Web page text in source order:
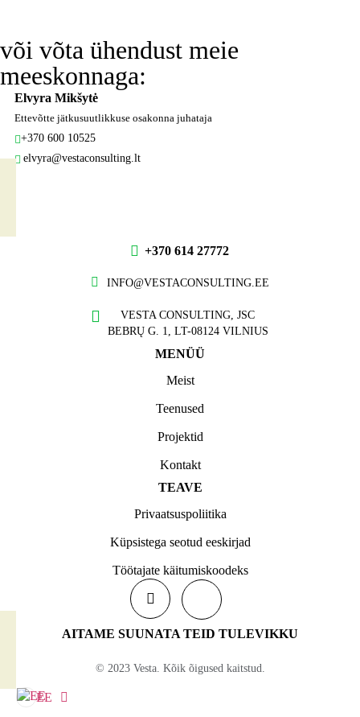
või võta ühendust meie
meeskonnaga:
Elvyra Mikšytė
Ettevõtte jätkusuutlikkuse osakonna juhataja
+370 600 10525
elvyra@vestaconsulting.lt
+370 614 27772
INFO@VESTACONSULTING.EE
VESTA CONSULTING, JSC
BEBRŲ G. 1, LT-08124 VILNIUS
MENÜÜ
Meist
Teenused
Projektid
Kontakt
TEAVE
Privaatsuspoliitika
Küpsistega seotud eeskirjad
Töötajate käitumiskoodeks
AITAME SUUNATA TEID TULEVIKKU
© 2023 Vesta. Kõik õigused kaitstud.
EE